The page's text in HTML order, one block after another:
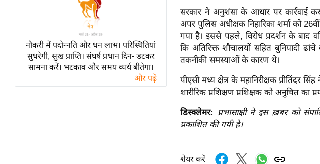
व्रत
त्योहार
राशिफल
विशेष
नौकरी में पदोन्नति और धन लाभ। परिस्थितियां
सुधरेगी, सुख प्राप्ति। संघर्ष प्रधान दिन- डटकर
सामना करें। भटकाव और समय व्यर्थ बीतेगा।
और पढ़ें
सरकार ने अनुशंसा के आधार पर कार्रवाई
अपर पुलिस अधीक्षक निहारिका शर्मा को
गया है। इससे पहले, विरोध प्रदर्शन के बाद
कि अतिरिक्त शौचालयों सहित बुनियादी
तकनीकी समस्याओं के कारण थे।
पीएसी मध्य क्षेत्र के महानिरीक्षक
शारीरिक प्रशिक्षण प्रशिक्षक को अनुचित का
डिस्क्लेमर: प्रभासाक्षी ने इस ख़बर को
प्रकाशित की गयी है।
शेयर करें